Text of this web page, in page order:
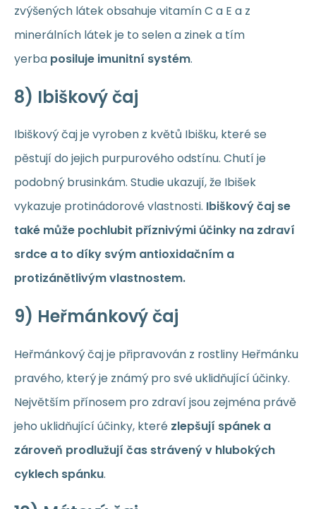
zvýšených látek obsahuje vitamín C a E a z
minerálních látek je to selen a zinek a tím
yerba posiluje imunitní systém.
8) Ibiškový čaj
Ibiškový čaj je vyroben z květů Ibišku, které se
pěstují do jejich purpurového odstínu. Chutí je
podobný brusinkám. Studie ukazují, že Ibišek
vykazuje protinádorové vlastnosti. Ibiškový čaj se
také může pochlubit příznivými účinky na zdraví
srdce a to díky svým antioxidačním a
protizánětlivým vlastnostem.
9) Heřmánkový čaj
Heřmánkový čaj je připravován z rostliny Heřmánku
pravého, který je známý pro své uklidňující účinky.
Největším přínosem pro zdraví jsou zejména právě
jeho uklidňující účinky, které zlepšují spánek a
zároveň prodlužují čas strávený v hlubokých
cyklech spánku.